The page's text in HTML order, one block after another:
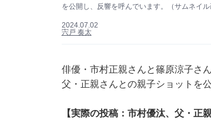
を公開し、反響を呼んでいます。（サムネイ
2024.07.02
宍戸 奏太
俳優・市村正親さんと篠原涼子さ
父・正親さんとの親子ショットを
【実際の投稿：市村優汰、父・正